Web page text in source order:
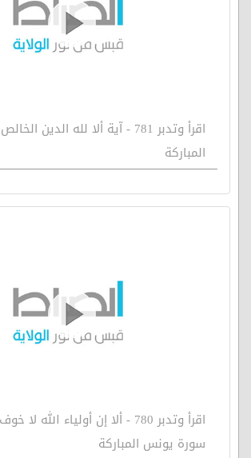
اقرأ وتدبر 781 - آية ألا لله الدين
المباركة
اقرأ وتدبر 780 - ألا إن أولياء الله
سورة يونس المباركة